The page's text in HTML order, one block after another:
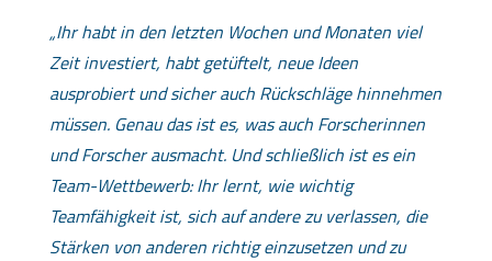
Ihr habt in den letzten Wochen und Monaten viel
Zeit investiert, habt getüftelt, neue Ideen
ausprobiert und sicher auch Rückschläge hinnehmen
müssen. Genau das ist es, was auch Forscherinnen
und Forscher ausmacht. Und schließlich ist es ein
Team-Wettbewerb: Ihr lernt, wie wichtig
Teamfähigkeit ist, sich auf andere zu verlassen, die
Stärken von anderen richtig einzusetzen und zu